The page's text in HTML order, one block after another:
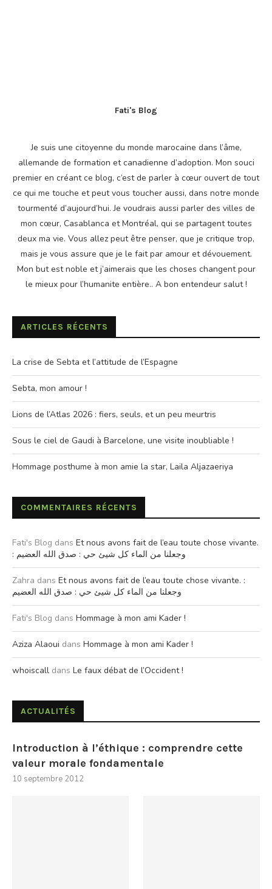
Fati's Blog
Je suis une citoyenne du monde marocaine dans l’âme,
allemande de formation et canadienne d’adoption. Mon souci
premier en créant ce blog, c’est de parler à cœur ouvert de tout
ce qui me touche et peut vous toucher aussi, dans notre monde
tourmenté d’aujourd’hui. Je voudrais aussi parler des villes de
mon cœur, Casablanca et Montréal, qui se partagent toutes
deux ma vie. Vous allez peut être penser, que je critique trop,
mais je vous assure que je le fait par amour et dévouement.
Mon but est noble et j’aimerais que les choses changent pour
le mieux pour l’humanite entière.. A bon entendeur salut !
ARTICLES RÉCENTS
La crise de Sebta et l’attitude de l’Espagne
Sebta, mon amour !
Lions de l’Atlas 2026 : fiers, seuls, et un peu meurtris
Sous le ciel de Gaudi à Barcelone, une visite inoubliable !
Hommage posthume à mon amie la star, Laila Aljazaeriya
COMMENTAIRES RÉCENTS
Fati's Blog dans Et nous avons fait de l’eau toute chose vivante.
: وجعلنا من الماء كل شيئ حي : صدق الله العضيم
Zahra dans Et nous avons fait de l’eau toute chose vivante. :
وجعلنا من الماء كل شيئ حي : صدق الله العضيم
Fati's Blog dans Hommage à mon ami Kader !
Aziza Alaoui dans Hommage à mon ami Kader !
whoiscall dans Le faux débat de l’Occident !
ACTUALITÉS
Introduction à l’éthique : comprendre cette
valeur morale fondamentale
10 septembre 2012